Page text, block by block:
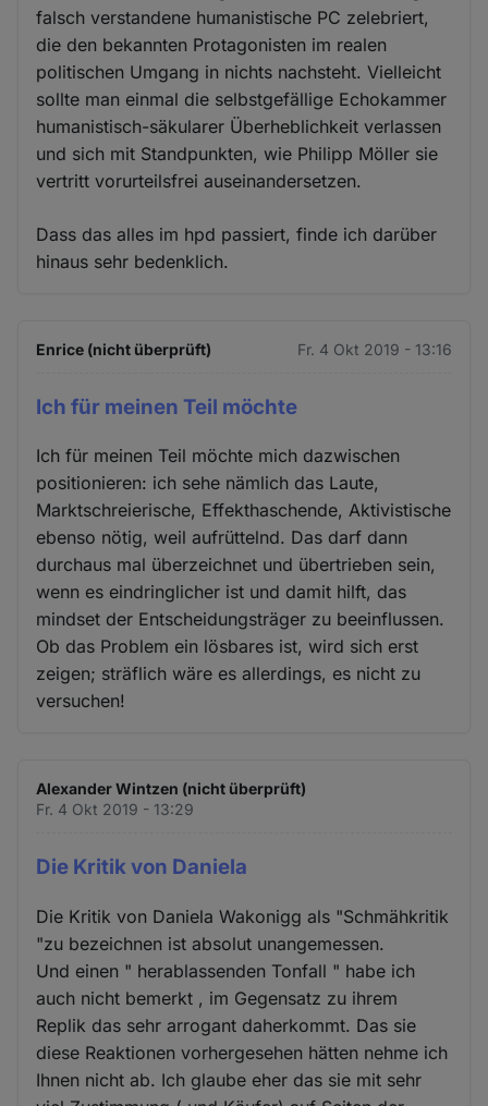
falsch verstandene humanistische PC zelebriert,
die den bekannten Protagonisten im realen
politischen Umgang in nichts nachsteht. Vielleicht
sollte man einmal die selbstgefällige Echokammer
humanistisch-säkularer Überheblichkeit verlassen
und sich mit Standpunkten, wie Philipp Möller sie
vertritt vorurteilsfrei auseinandersetzen.
Dass das alles im hpd passiert, finde ich darüber
hinaus sehr bedenklich.
Enrice (nicht überprüft) Fr. 4 Okt 2019 - 13:16
Ich für meinen Teil möchte
Ich für meinen Teil möchte mich dazwischen
positionieren: ich sehe nämlich das Laute,
Marktschreierische, Effekthaschende, Aktivistische
ebenso nötig, weil aufrüttelnd. Das darf dann
durchaus mal überzeichnet und übertrieben sein,
wenn es eindringlicher ist und damit hilft, das
mindset der Entscheidungsträger zu beeinflussen.
Ob das Problem ein lösbares ist, wird sich erst
zeigen; sträflich wäre es allerdings, es nicht zu
versuchen!
Alexander Wintzen (nicht überprüft)
Fr. 4 Okt 2019 - 13:29
Die Kritik von Daniela
Die Kritik von Daniela Wakonigg als "Schmähkritik
"zu bezeichnen ist absolut unangemessen.
Und einen " herablassenden Tonfall " habe ich
auch nicht bemerkt , im Gegensatz zu ihrem
Replik das sehr arrogant daherkommt. Das sie
diese Reaktionen vorhergesehen hätten nehme ich
Ihnen nicht ab. Ich glaube eher das sie mit sehr